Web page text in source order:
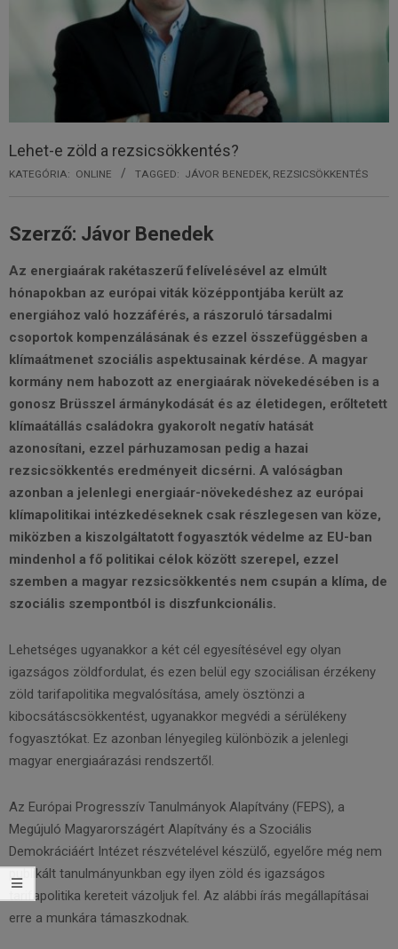
Lehet-e zöld a rezsicsökkentés?
KATEGÓRIA: ONLINE TAGGED: JÁVOR BENEDEK, REZSICSÖKKENTÉS
Szerző: Jávor Benedek
Az energiaárak rakétaszerű felívelésével az elmúlt
hónapokban az európai viták középpontjába került az
energiához való hozzáférés, a rászoruló társadalmi
csoportok kompenzálásának és ezzel összefüggésben a
klímaátmenet szociális aspektusainak kérdése. A magyar
kormány nem habozott az energiaárak növekedésében is a
gonosz Brüsszel ármánykodását és az életidegen, erőltetett
klímaátállás családokra gyakorolt negatív hatását
azonosítani, ezzel párhuzamosan pedig a hazai
rezsicsökkentés eredményeit dicsérni. A valóságban
azonban a jelenlegi energiaár-növekedéshez az európai
klímapolitikai intézkedéseknek csak részlegesen van köze,
miközben a kiszolgáltatott fogyasztók védelme az EU-ban
mindenhol a fő politikai célok között szerepel, ezzel
szemben a magyar rezsicsökkentés nem csupán a klíma, de
szociális szempontból is diszfunkcionális.
Lehetséges ugyanakkor a két cél egyesítésével egy olyan
igazságos zöldfordulat, és ezen belül egy szociálisan érzékeny
zöld tarifapolitika megvalósítása, amely ösztönzi a
kibocsátáscsökkentést, ugyanakkor megvédi a sérülékeny
fogyasztókat. Ez azonban lényegileg különbözik a jelenlegi
magyar energiaárazási rendszertől.
Az Európai Progresszív Tanulmányok Alapítvány (FEPS), a
Megújuló Magyarországért Alapítvány és a Szociális
Demokráciáért Intézet részvételével készülő, egyelőre még nem
publikált tanulmányunkban egy ilyen zöld és igazságos
tarifapolitika kereteit vázoljuk fel. Az alábbi írás megállapításai
erre a munkára támaszkodnak.